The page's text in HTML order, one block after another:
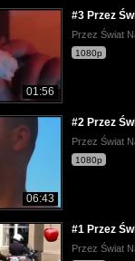
01:56
#3 Przez
Przez Świat
1080p
06:43
#2 Przez
Przez Świat
1080p
#1 Przez
Przez Świat